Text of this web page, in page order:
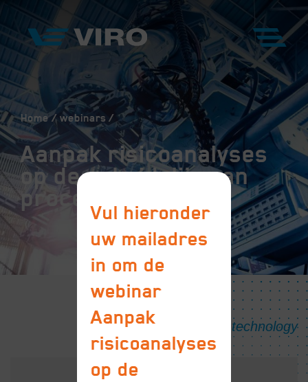
Home webinars
Aanpak risicoanalyses
op de scheidslijn van
proces en machine
Vul hieronder
uw mailadres
in om de
webinar
Aanpak
risicoanalyses
op de